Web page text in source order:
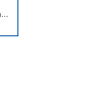
關(guān)于低溫冷卻液循環(huán)泵的一些小常識